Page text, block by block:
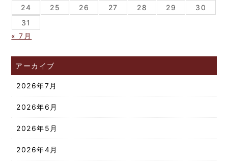
24
25 26 27 28 29
30
31
« 7月
アーカイブ
2026年7月
2026年6月
2026年5月
2026年4月